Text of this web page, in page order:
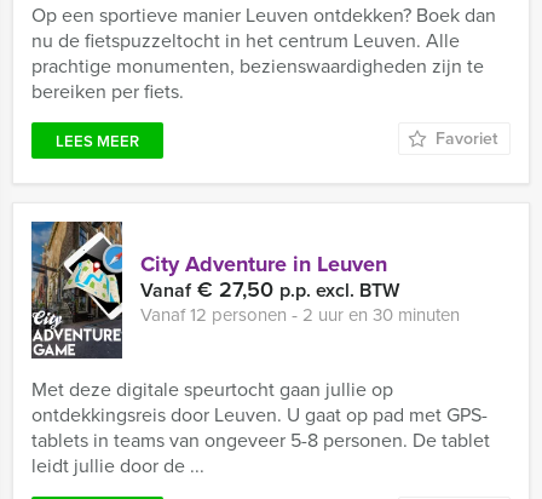
Op een sportieve manier Leuven ontdekken? Boek dan
nu de fietspuzzeltocht in het centrum Leuven. Alle
prachtige monumenten, bezienswaardigheden zijn te
bereiken per fiets.
LEES MEER Favoriet
City Adventure in Leuven
Vanaf€ 27,50 p.p. excl. BTW
Vanaf 12 personen ‐ 2 uur en 30 minuten
Met deze digitale speurtocht gaan jullie op
ontdekkingsreis door Leuven. U gaat op pad met GPS-
tablets in teams van ongeveer 5-8 personen. De tablet
leidt jullie door de ...